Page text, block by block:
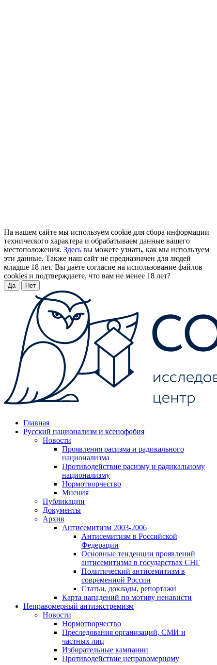
На нашем сайте мы используем cookie для сбора информации
технического характера и обрабатываем данные вашего
местоположения. Здесь вы можете узнать, как мы используем
эти данные. Также наш сайт не предназначен для людей
младше 18 лет. Вы даёте согласие на использование файлов
cookies и подтверждаете, что вам не менее 18 лет?
Да Нет
Главная
Русский национализм и ксенофобия
Новости
Проявления расизма и радикального
национализма
Противодействие расизму и радикальному
национализму
Нормотворчество
Мнения
Публикации
Документы
Архив
Антисемитизм 2003-2006
Антисемитизм в Российской
Федерации
Основные тенденции проявлений
антисемитизма в государствах СНГ
Политический антисемитизм в
современной России
Статьи, доклады, репортажи
Карта нападений по мотиву ненависти
Неправомерный антиэкстремизм
Новости
Нормотворчество
Преследования организаций, СМИ и
частных лиц
Избирательные кампании
Противодействие неправомерному